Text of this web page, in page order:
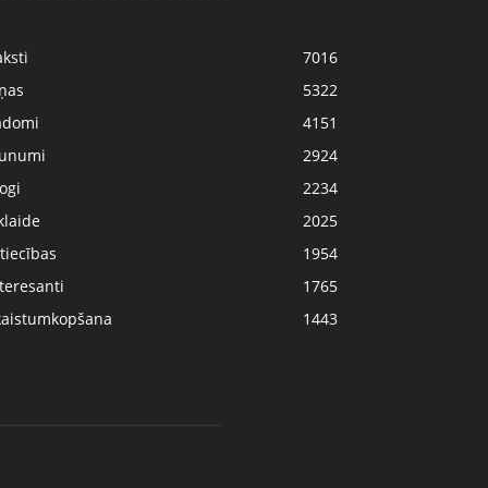
7016
5322
4151
2924
2234
2025
1954
1765
1443